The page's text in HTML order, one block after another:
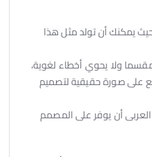
يمكنك أن تولد مثل هذا
مقسما ولا يحوي أخطاء لغوية،
على صورة حقيقية لتصميم
أن يوفر على المصمم